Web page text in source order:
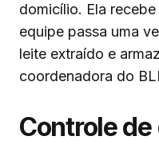
domicílio. Ela
equipe passa uma
leite extraído e
coordenadora do
Controle